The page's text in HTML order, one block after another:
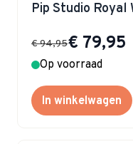
Pip Studio
Special Price
€ 79,95
€ 94,95
Op voorraad
In winkelwagen